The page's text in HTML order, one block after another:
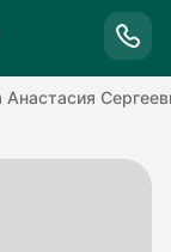
Анастасия